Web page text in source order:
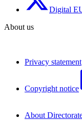
Digital
About us
Privacy statement
Copyright notice
About